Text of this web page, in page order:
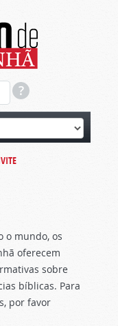
o mundo, os
oferecem
sobre
bíblicas. Para
por favor